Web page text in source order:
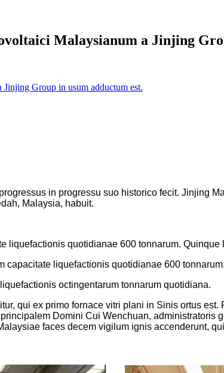
Malaysianum a Jinjing
Group in usum adductum est.
in progressu suo historico fecit. Jinjing
Malaysia, habuit.
liquefactionis quotidianae 600 tonnarum.
capacitate liquefactionis quotidianae 600 tonnarum.
octingentarum tonnarum quotidiana.
qui ex primo fornace vitri plani in Sinis ortus
Domini Cui Wenchuan, administratoris
faces decem vigilum ignis accenderunt,